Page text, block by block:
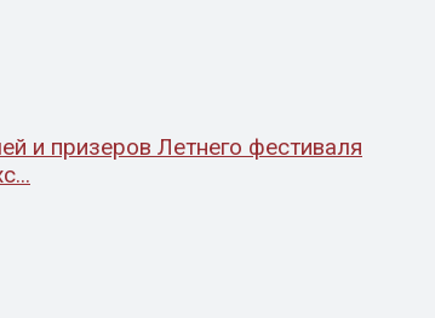
и призеров Летнего фестиваля